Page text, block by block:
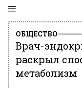
ОБЩЕСТВО
Врач-
раскрыл
метаболизм